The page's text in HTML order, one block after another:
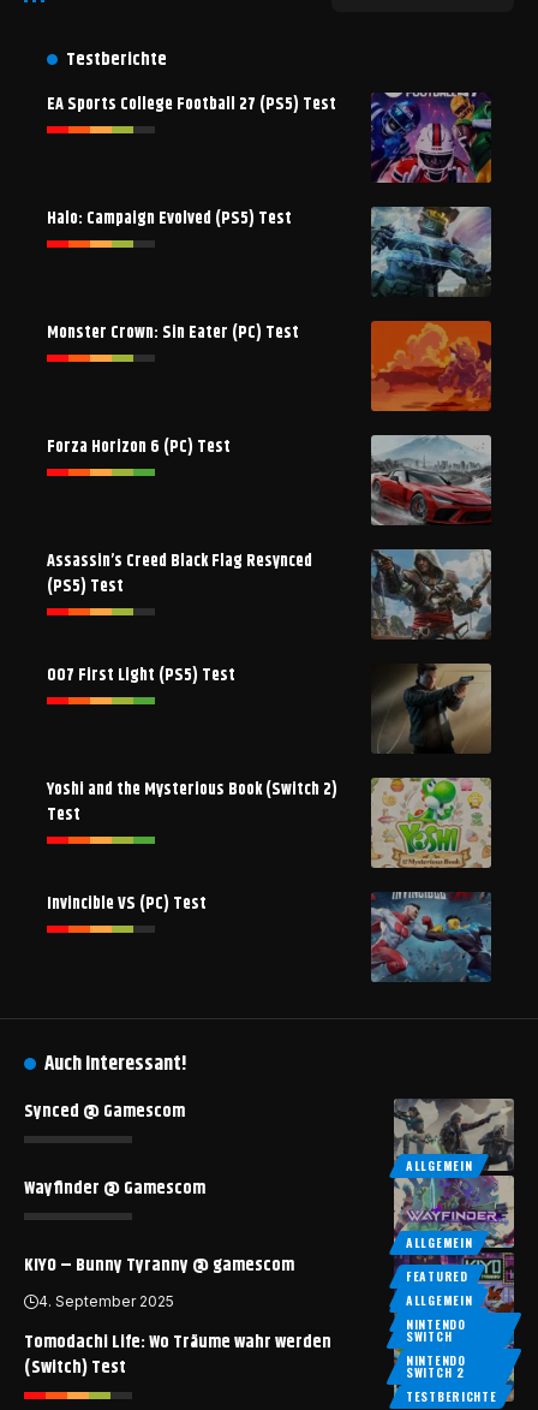
Testberichte
EA Sports College Football 27 (PS5) Test
Halo: Campaign Evolved (PS5) Test
Monster Crown: Sin Eater (PC) Test
Forza Horizon 6 (PC) Test
Assassin’s Creed Black Flag Resynced
(PS5) Test
007 First Light (PS5) Test
Yoshi and the Mysterious Book (Switch 2)
Test
Invincible VS (PC) Test
Auch interessant!
ALLGEMEIN
Synced @ Gamescom
ALLGEMEIN
Wayfinder @ Gamescom
FEATURED
ALLGEMEIN
KIYO – Bunny Tyranny @ gamescom
4. September 2025
FEATURED
ALLGEMEIN
NINTENDO
SWITCH
NINTENDO
SWITCH 2
TESTBERICHTE
Tomodachi Life: Wo Träume wahr werden
(Switch) Test